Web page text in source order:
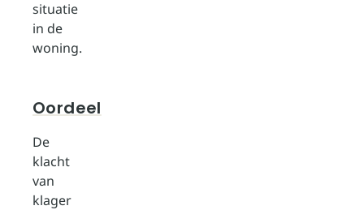
situatie
in de
woning.
Oordeel
De
klacht
van
klager